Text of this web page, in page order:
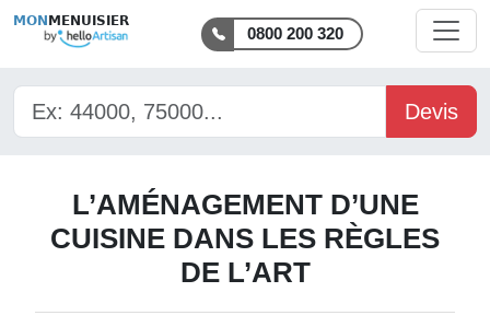
MON MENUISIER
0800 200 320
Devis
L’AMÉNAGEMENT D’UNE
CUISINE DANS LES RÈGLES
DE L’ART